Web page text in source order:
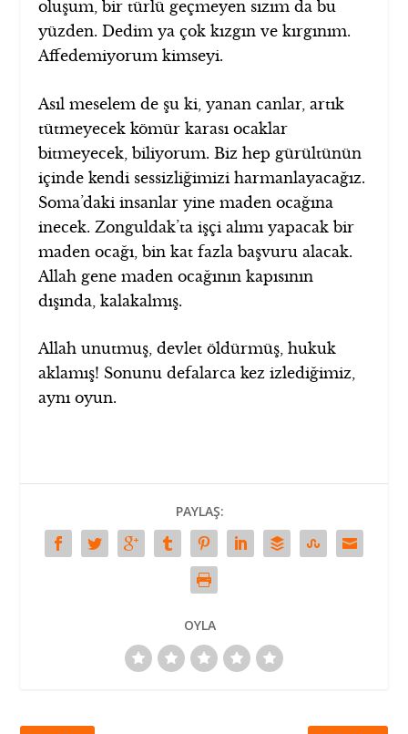
oluşum, bir türlü geçmeyen sızım da bu
yüzden. Dedim ya çok kızgın ve kırgınım.
Affedemiyorum kimseyi.
Asıl meselem de şu ki, yanan canlar, artık
tütmeyecek kömür karası ocaklar
bitmeyecek, biliyorum. Biz hep gürültünün
içinde kendi sessizliğimizi harmanlayacağız.
Soma’daki insanlar yine maden ocağına
inecek. Zonguldak’ta işçi alımı yapacak bir
maden ocağı, bin kat fazla başvuru alacak.
Allah gene maden ocağının kapısının
dışında, kalakalmış.
Allah unutmuş, devlet öldürmüş, hukuk
aklamış! Sonunu defalarca kez izlediğimiz,
aynı oyun.
PAYLAŞ:
OYLA